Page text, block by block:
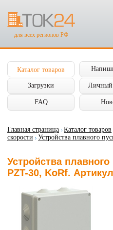
для всех регионов РФ
Каталог товаров
Загрузки Личный
FAQ
Главная страница Каталог товаров
скорости
Устройства плавного
Устройства плавного
PZT-30, KoRf.